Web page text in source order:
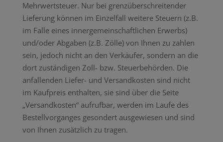
Mehrwertsteuer. Nur bei grenzüberschreitender
Lieferung können im Einzelfall weitere Steuern (z.B.
im Falle eines innergemeinschaftlichen Erwerbs)
und/oder Abgaben (z.B. Zölle) von Ihnen zu zahlen
sein, jedoch nicht an den Verkäufer, sondern an die
dort zuständigen Zoll- bzw. Steuerbehörden. Die
anfallenden Liefer- und Versandkosten sind nicht
im Kaufpreis enthalten, sie sind über die Seite
„Versandkosten“ aufrufbar, werden im Laufe des
Bestellvorganges gesondert ausgewiesen und sind
von Ihnen zusätzlich zu tragen.